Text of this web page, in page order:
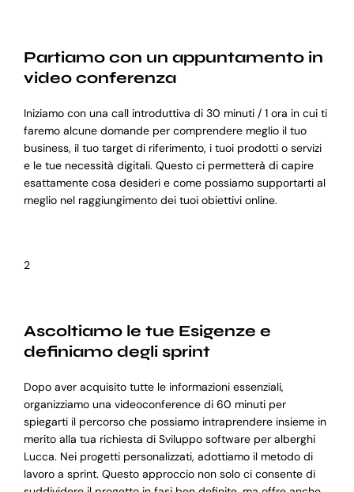
Partiamo con un appuntamento in
video conferenza
Iniziamo con una call introduttiva di 30 minuti / 1 ora in cui ti
faremo alcune domande per comprendere meglio il tuo
business, il tuo target di riferimento, i tuoi prodotti o servizi
e le tue necessità digitali. Questo ci permetterà di capire
esattamente cosa desideri e come possiamo supportarti al
meglio nel raggiungimento dei tuoi obiettivi online.
2
Ascoltiamo le tue Esigenze e
definiamo degli sprint
Dopo aver acquisito tutte le informazioni essenziali,
organizziamo una videoconference di 60 minuti per
spiegarti il percorso che possiamo intraprendere insieme in
merito alla tua richiesta di Sviluppo software per alberghi
Lucca. Nei progetti personalizzati, adottiamo il metodo di
lavoro a sprint. Questo approccio non solo ci consente di